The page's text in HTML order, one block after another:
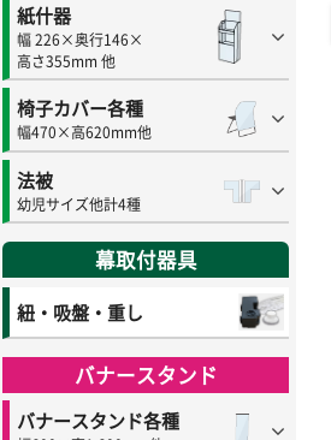
紙什器
幅 226×奥行146×
高さ355mm 他
椅子カバー各種
幅470×高620mm他
法被
幼児サイズ他計4種
幕取付器具
紐・吸盤・重し
バナースタンド
バナースタンド各種